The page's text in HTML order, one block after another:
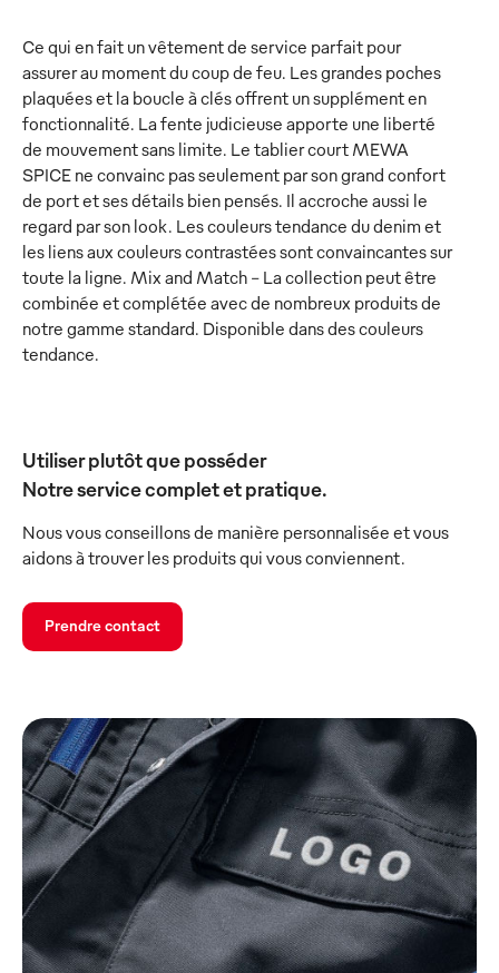
Ce qui en fait un vêtement de service parfait pour
assurer au moment du coup de feu. Les grandes poches
plaquées et la boucle à clés offrent un supplément en
fonctionnalité. La fente judicieuse apporte une liberté
de mouvement sans limite. Le tablier court MEWA
SPICE ne convainc pas seulement par son grand confort
de port et ses détails bien pensés. Il accroche aussi le
regard par son look. Les couleurs tendance du denim et
les liens aux couleurs contrastées sont convaincantes sur
toute la ligne. Mix and Match - La collection peut être
combinée et complétée avec de nombreux produits de
notre gamme standard. Disponible dans des couleurs
tendance.
Utiliser plutôt que posséder
Notre service complet et pratique.
Nous vous conseillons de manière personnalisée et vous
aidons à trouver les produits qui vous conviennent.
Prendre contact